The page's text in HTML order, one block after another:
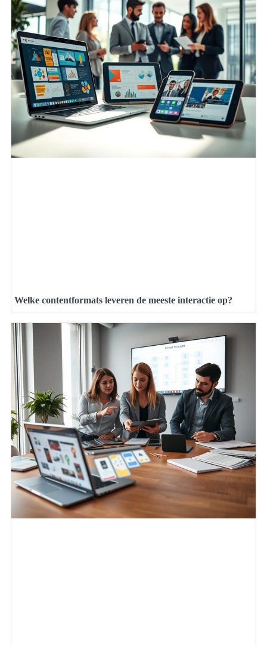
Welke contentformats leveren de meeste interactie op?